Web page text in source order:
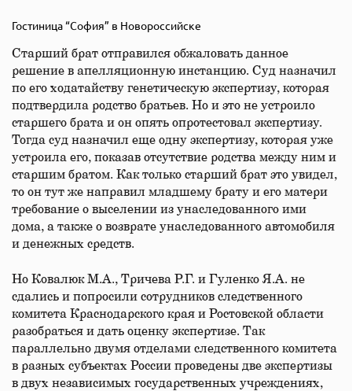
Гостиница “София” в Новороссийске
Старший брат отправился обжаловать данное
решение в апелляционную инстанцию. Суд назначил
по его ходатайству генетическую экспертизу, которая
подтвердила родство братьев. Но и это не устроило
старшего брата и он опять опротестовал экспертизу.
Тогда суд назначил еще одну экспертизу, которая уже
устроила его, показав отсутствие родства между ним и
старшим братом. Как только старший брат это увидел,
то он тут же направил младшему брату и его матери
требование о выселении из унаследованного ими
дома, а также о возврате унаследованного автомобиля
и денежных средств.
Но Ковалюк М.А., Тричева Р.Г. и Гуленко Я.А. не
сдались и попросили сотрудников следственного
комитета Краснодарского края и Ростовской области
разобраться и дать оценку экспертизе. Так
параллельно двумя отделами следственного комитета
в разных субъектах России проведены две экспертизы
в двух независимых государственных учреждениях,